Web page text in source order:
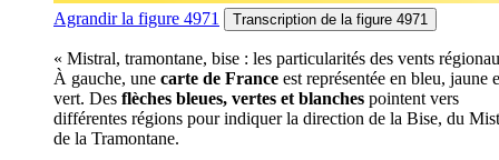
Agrandirla figure 4971 Transcription de la figure 4971
« Mistral, tramontane, bise : les particularités des vents
À gauche, une carte de France est représentée en bleu, jaune
vert. Des flèches bleues, vertes et blanches pointent vers
différentes régions pour indiquer la direction de la Bise, du
de la Tramontane.